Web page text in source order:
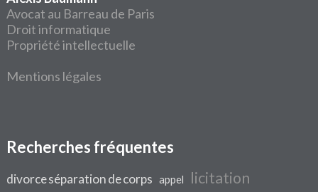
Avocat au Barreau de Paris
Droit informatique
Propriété intellectuelle
Mentions légales
Recherches fréquentes
divorce séparation de corps appel licitation